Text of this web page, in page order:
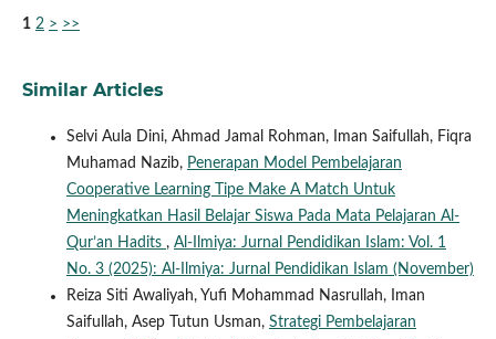
1 2 > >>
Similar Articles
Selvi Aula Dini, Ahmad Jamal Rohman, Iman Saifullah, Fiqra
Muhamad Nazib, Penerapan Model Pembelajaran
Cooperative Learning Tipe Make A Match Untuk
Meningkatkan Hasil Belajar Siswa Pada Mata Pelajaran Al-
Qur’an Hadits , Al-Ilmiya: Jurnal Pendidikan Islam: Vol. 1
No. 3 (2025): Al-Ilmiya: Jurnal Pendidikan Islam (November)
Reiza Siti Awaliyah, Yufi Mohammad Nasrullah, Iman
Saifullah, Asep Tutun Usman, Strategi Pembelajaran